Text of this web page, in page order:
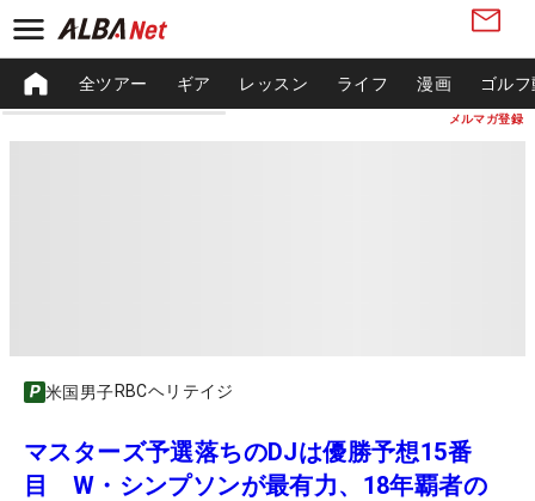
メルマガ登録
全ツアー ギア レッスン ライフ 漫画 ゴル
米国男子RBCヘリテイジ
マスターズ予選落ちのDJは優勝予想15番
目 W・シンプソンが最有力、18年覇者の